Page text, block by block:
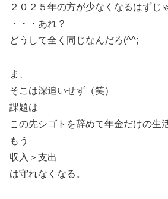
２０２５年の方が少なくなるはずじ
・・・あれ？
どうして全く同じなんだろ(^^;
ま、
そこは深追いせず（笑）
課題は
この先シゴトを辞めて年金だけの生
もう
収入＞支出
は守れなくなる。